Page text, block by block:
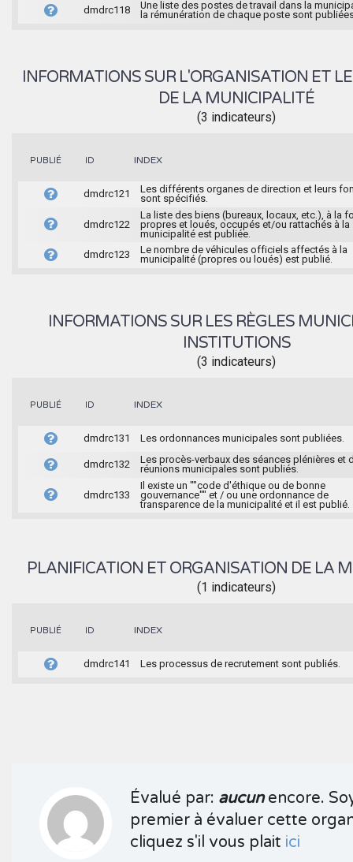
dmdrc118
Une liste des postes de travail dans la
la rémunération de chaque poste sont
INFORMATIONS SUR L'ORGANISATION ET
DE LA MUNICIPALITÉ
(3 indicateurs)
PUBLIÉ ID INDEX
dmdrc121
Les différents organes de direction et leurs
sont spécifiés.
dmdrc122
La liste des biens (bureaux, locaux, etc.), à la
propres et loués, occupés et/ou rattachés à la
municipalité est publiée.
dmdrc123
Le nombre de véhicules officiels affectés à la
municipalité (propres ou loués) est publié.
INFORMATIONS SUR LES RÈGLES
INSTITUTIONS
(3 indicateurs)
PUBLIÉ ID INDEX
dmdrc131 Les ordonnances municipales sont publiées.
dmdrc132
Les procès-verbaux des séances plénières et
réunions municipales sont publiés.
dmdrc133
Il existe un ""code d'éthique ou de bonne
gouvernance"" et / ou une ordonnance de
transparence de la municipalité et il est publié.
PLANIFICATION ET ORGANISATION DE LA
(1 indicateurs)
PUBLIÉ ID INDEX
dmdrc141 Les processus de recrutement sont publiés.
Évalué par: aucunencore.
premier à évaluer cette
cliquez s'il vous plait ici